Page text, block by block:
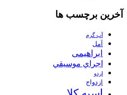
آخرین برچسب ها
آب گرم
آمل
ابراهیمی
اجراي موسيقي
اردو
ازدواج